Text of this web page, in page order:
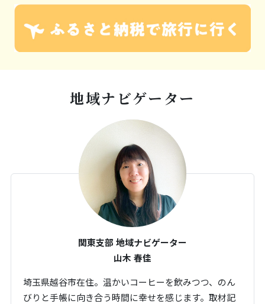
地域ナビゲーター
関東支部 地域ナビゲーター
山木 春佳
埼玉県越谷市在住。温かいコーヒーを飲みつつ、のん
びりと手帳に向き合う時間に幸せを感じます。取材記